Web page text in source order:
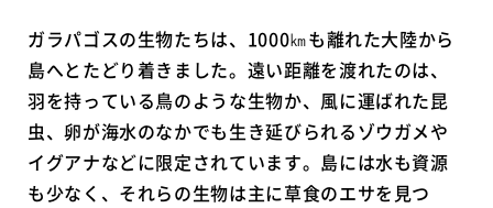
ガラパゴスの生物たちは、1000㎞も離れた大陸から
島へとたどり着きました。遠い距離を渡れたのは、
羽を持っている鳥のような生物か、風に運ばれた昆
虫、卵が海水のなかでも生き延びられるゾウガメや
イグアナなどに限定されています。島には水も資源
も少なく、それらの生物は主に草食のエサを見つ